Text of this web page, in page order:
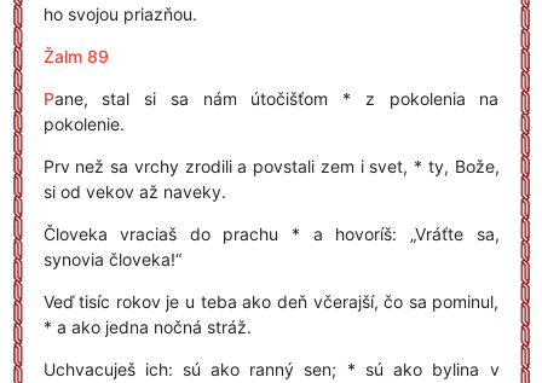
ho svojou priazňou.
Žalm 89
Pane, stal si sa nám útočišťom * z pokolenia na
pokolenie.
Prv než sa vrchy zrodili a povstali zem i svet, * ty, Bože,
si od vekov až naveky.
Človeka vraciaš do prachu * a hovoríš: „Vráťte sa,
synovia človeka!“
Veď tisíc rokov je u teba ako deň včerajší, čo sa pominul,
* a ako jedna nočná stráž.
Uchvacuješ ich: sú ako ranný sen; * sú ako bylina v